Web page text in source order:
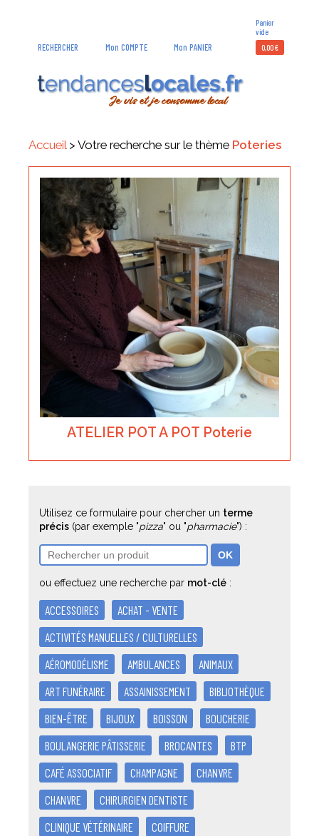
RECHERCHER Mon COMPTE Mon PANIER
Panier
vide
0,00€
Accueil> Votre recherche sur le thème Poteries
ATELIER POT A POT Poterie
Utilisez ce formulaire pour chercher un terme
précis (par exemple "pizza" ou "pharmacie") :
ou effectuez une recherche par mot-clé :
ACCESSOIRES
ACHAT - VENTE
ACTIVITÉS MANUELLES / CULTURELLES
AÉROMODÉLISME
AMBULANCES
ANIMAUX
ART FUNÉRAIRE
ASSAINISSEMENT
BIBLIOTHÈQUE
BIEN-ÊTRE
BIJOUX BOISSON
BOUCHERIE
BOULANGERIE PÂTISSERIE
BROCANTES
BTP
CAFÉ ASSOCIATIF
CHAMPAGNE
CHANVRE
CHANVRE
CHIRURGIEN DENTISTE
CLINIQUE VÉTÉRINAIRE
COIFFURE